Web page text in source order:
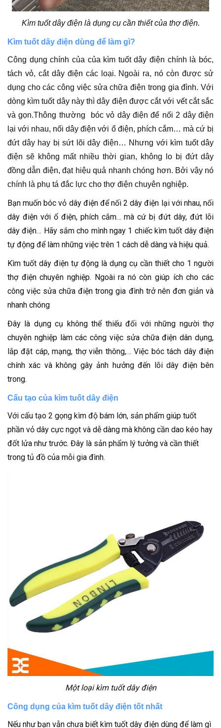
Kìm tuốt dây điện là dụng cụ cần thiết của thợ điện.
Kìm tuốt dây điện dùng để làm gì?
Công dụng chính của của kìm tuốt dây điện chính là bóc,
tách vỏ, cắt dây điện các loại. Ngoài ra, nó còn được sử
dụng cho các công việc sửa chữa điện trong gia đình. Với
dòng kìm tuốt dây này thì dây điện được cắt với vết cắt sắc
và gọn.Thông thường bóc vỏ dây điện để nối 2 dây điện
lại với nhau, nối dây điện với ổ điện, phích cắm… mà cứ bị
đứt dây hay bị sứt lõi dây điện… Nhưng với kìm tuốt dây
điện sẽ không mất nhiều thời gian, không lo bị đứt dây
đồng dẫn điện, đạt hiệu quả nhanh chóng hơn. Bởi vậy nó
chính là phụ tá đắc lực cho thợ điện chuyên nghiệp.
Bạn muốn bóc vỏ dây điện để nối 2 dây điện lại với nhau, nối
dây điện với ổ điện, phích cắm… mà cứ bị đứt dây, đứt lõi
dây điện… Hãy sắm cho mình ngay 1 chiếc kìm tuốt dây điện
tự động để làm những việc trên 1 cách dễ dàng và hiệu quả.
Kìm tuốt dây điện tự động là dụng cụ cần thiết cho 1 người
thợ điện chuyên nghiệp. Ngoài ra nó còn giúp ích cho các
công việc sửa chữa điện trong gia đình trở nên đơn giản và
nhanh chóng
Đây là dụng cụ không thể thiếu đối với những người thợ
chuyên nghiệp làm các công việc sửa chữa điện dân dụng,
lắp đặt cáp, mạng, thợ viễn thông,… Việc bóc tách dây điện
chính xác và không gây ảnh hưởng đến lõi dây điện bên
trong.
Cấu tạo của kìm tuốt dây điện
Với cấu tạo 2 gọng kìm độ bám lớn, sản phẩm giúp tuốt
phần vỏ dây cực ngọt và dễ dàng mà không cần dao kéo hay
đốt lửa như trước. Đây là sản phẩm lý tưởng và cần thiết
trong tủ đồ của mỗi gia đình.
Một loại kìm tuốt dây điện
Công dụng của kìm tuốt dây điện tốt nhất
Nếu như bạn vẫn chưa biết kìm tuốt dây điện dùng để làm gì